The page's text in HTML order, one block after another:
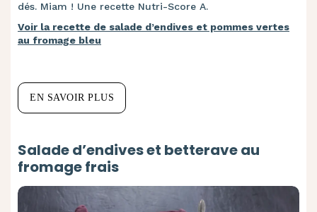
dés. Miam ! Une recette Nutri-Score A.
Voir la recette de salade d’endives et pommes vertes
au fromage bleu
EN SAVOIR PLUS
Salade d’endives et betterave au
fromage frais